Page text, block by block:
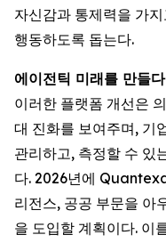
자신감과 통제력을 가
행동하도록 돕는다.
에이전틱 미래를 만들다
이러한 플랫폼 개선은
대 진화를 보여주며, 기
관리하고, 측정할 수 있
다. 2026년에
리전스, 공공 부문을 아
을 도입할 계획이다. 이